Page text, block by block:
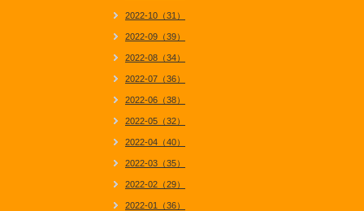
2022-10（31）
2022-09（39）
2022-08（34）
2022-07（36）
2022-06（38）
2022-05（32）
2022-04（40）
2022-03（35）
2022-02（29）
2022-01（36）